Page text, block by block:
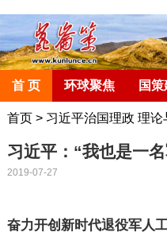
首 页 环球聚焦 国
首页> 习近平治国理政 理论
习近平：“我也是一
2019-07-27
奋力开创新时代退役军人